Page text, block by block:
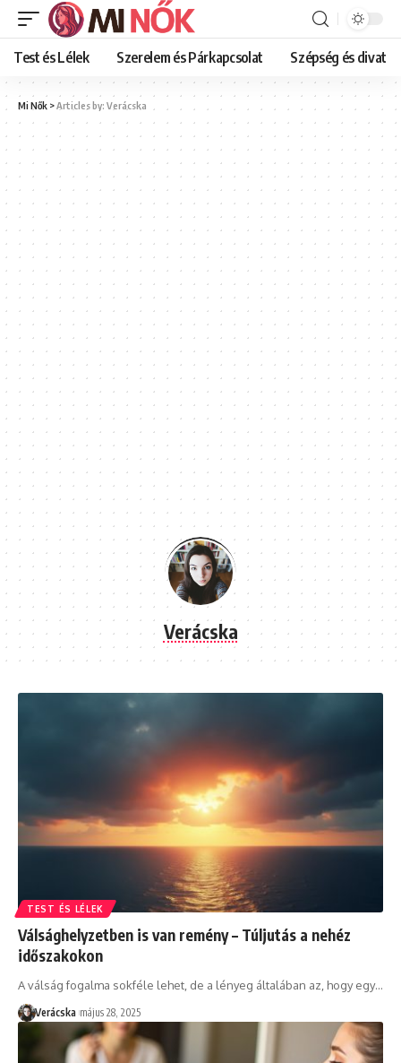
Test és Lélek Szerelem és Párkapcsolat Szépség és divat
Mi Nők >Articles by: Verácska
Verácska
TEST ÉS LÉLEK
Válsághelyzetben is van remény – Túljutás a nehéz
időszakokon
A válság fogalma sokféle lehet, de a lényeg általában az, hogy egy…
Verácska május 28, 2025